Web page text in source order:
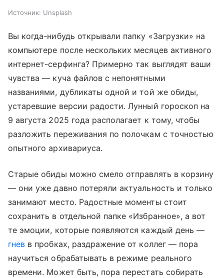
Источник: Unsplash
Вы когда-нибудь открывали папку «Загрузки» на
компьютере после нескольких месяцев активного
интернет-серфинга? Примерно так выглядят ваши
чувства — куча файлов с непонятными
названиями, дубликаты одной и той же обиды,
устаревшие версии радости. Лунный гороскоп на
9 августа 2025 года располагает к тому, чтобы
разложить переживания по полочкам с точностью
опытного архивариуса.
Старые обиды можно смело отправлять в корзину
— они уже давно потеряли актуальность и только
занимают место. Радостные моменты стоит
сохранить в отдельной папке «Избранное», а вот
те эмоции, которые появляются каждый день —
гнев в пробках, раздражение от коллег — пора
научиться обрабатывать в режиме реального
времени. Может быть, пора перестать собирать